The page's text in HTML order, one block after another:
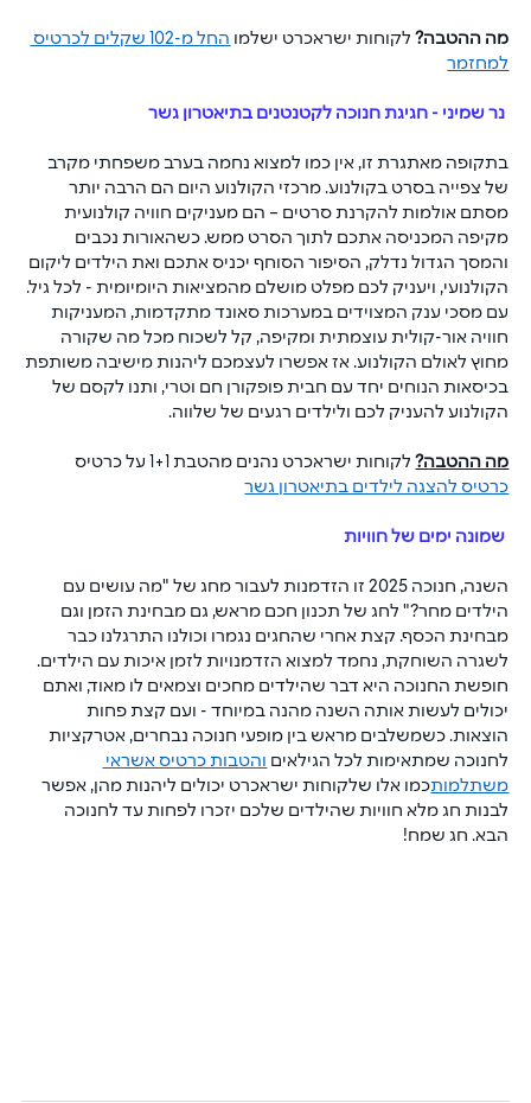
מה ההטבה? לקוחות ישראכרט ישלמו
החל מ-102 שקלים לכרטיס
למחזמר
בתקופה מאתגרת זו, אין כמו למצוא נחמה בערב משפחתי מקרב
של צפייה בסרט בקולנוע. מרכזי הקולנוע היום הם הרבה יותר
מסתם אולמות להקרנת סרטים – הם מעניקים חוויה קולנועית
מקיפה המכניסה אתכם לתוך הסרט ממש. כשהאורות נכבים
והמסך הגדול נדלק, הסיפור הסוחף יכניס אתכם ואת הילדים ליקום
הקולנועי, ויעניק לכם מפלט מושלם מהמציאות היומיומית - לכל גיל.
עם מסכי ענק המצוידים במערכות סאונד מתקדמות, המעניקות
חוויה אור-קולית עוצמתית ומקיפה, קל לשכוח מכל מה שקורה
מחוץ לאולם הקולנוע. אז אפשרו לעצמכם ליהנות מישיבה משותפת
בכיסאות הנוחים יחד עם חבית פופקורן חם וטרי, ותנו לקסם של
הקולנוע להעניק לכם ולילדים רגעים של שלווה.
מה ההטבה? לקוחות ישראכרט נהנים מהטבת 1+1 על כרטיס
כרטיס להצגה לילדים בתיאטרון גשר
השנה, חנוכה 2025 זו הזדמנות לעבור מחג של "מה עושים עם
הילדים מחר?" לחג של תכנון חכם מראש, גם מבחינת הזמן וגם
מבחינת הכסף. קצת אחרי שהחגים נגמרו וכולנו התרגלנו כבר
לשגרה השוחקת, נחמד למצוא הזדמנויות לזמן איכות עם הילדים.
חופשת החנוכה היא דבר שהילדים מחכים וצמאים לו מאוד, ואתם
יכולים לעשות אותה השנה מהנה במיוחד - ועם קצת פחות
הוצאות. כשמשלבים מראש בין מופעי חנוכה נבחרים, אטרקציות
לחנוכה שמתאימות לכל הגילאים והטבות כרטיס אשראי
משתלמותכמו אלו שלקוחות ישראכרט יכולים ליהנות מהן, אפשר
לבנות חג מלא חוויות שהילדים שלכם יזכרו לפחות עד לחנוכה
הבא. חג שמח!